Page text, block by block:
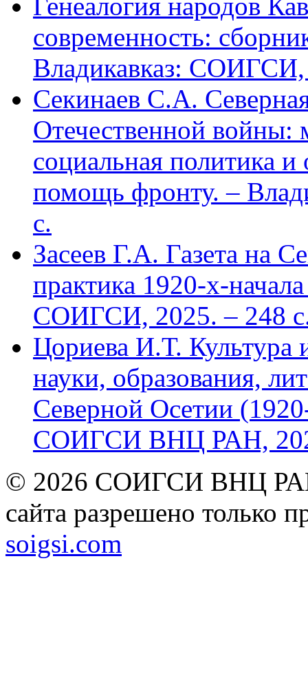
современность:
Владикавказ: СОИГСИ,
Секинаев С.А.
Отечественной войны:
социальная политика
помощь фронту. –
с.
Засеев Г.А. Газета на
практика 1920-х-
СОИГСИ, 2025. – 248
Цориева И.Т. Культура
науки, образования,
Северной Осетии
СОИГСИ ВНЦ РАН,
© 2026 СОИГСИ ВНЦ РАН
сайта разрешено только
soigsi.com